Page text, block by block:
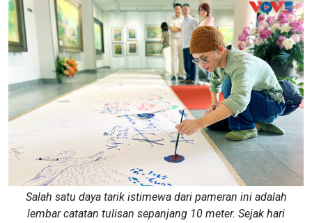
Salah satu daya tarik istimewa dari pameran ini adalah
lembar catatan tulisan sepanjang 10 meter. Sejak hari